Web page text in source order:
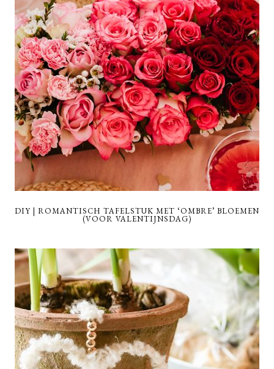
DIY | ROMANTISCH TAFELSTUK MET ‘OMBRE’ BLOEMEN
(VOOR VALENTIJNSDAG)